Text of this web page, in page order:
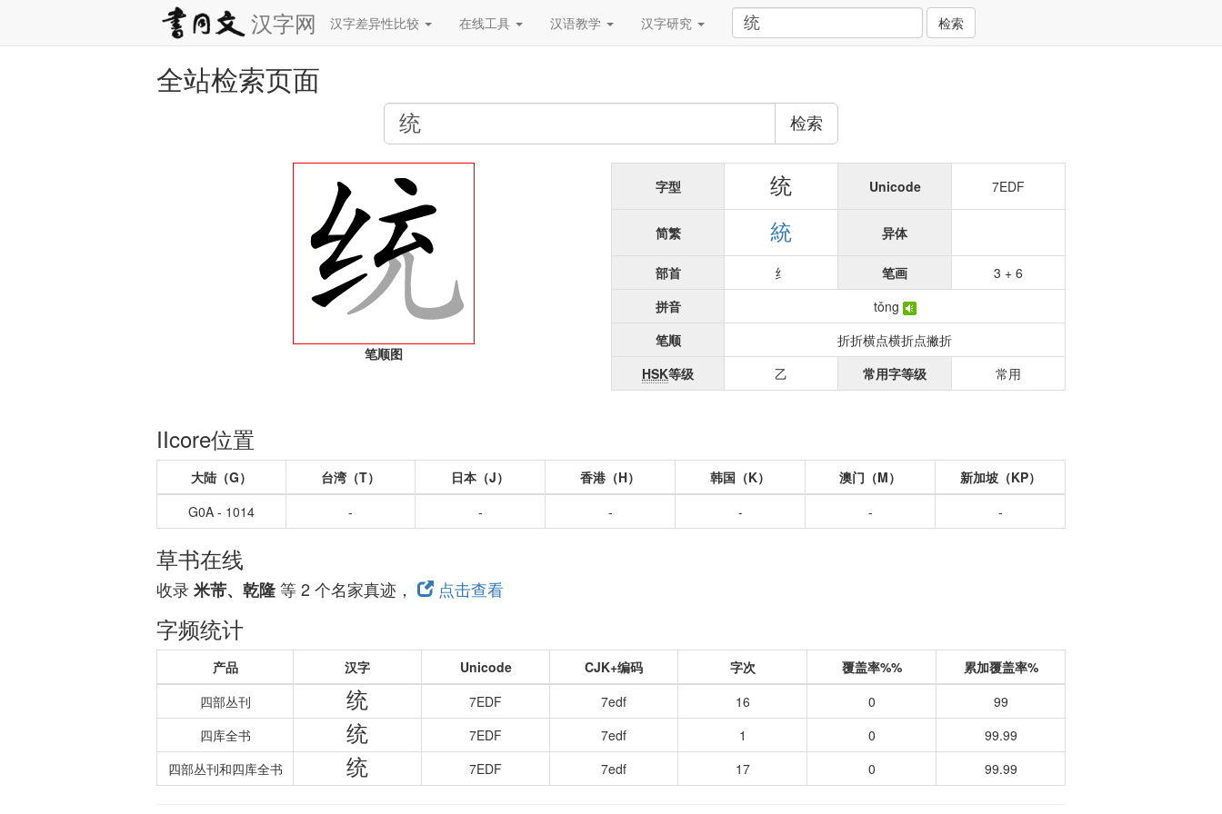
汉字网 汉字差异性比较 在线工具 汉语教学 汉字研究 检索
全站检索页面
检索
笔顺图
字型 统 Unicode 7EDF
简繁 統 异体
部首 纟 笔画
3 + 6
拼音
tǒng
笔顺
折折横点横折点撇折
HSK等级 乙 常用字等级 常用
IIcore位置
大陆（G） 台湾（T） 日本（J） 香港（H） 韩国（K） 澳门（M）
新加坡（KP）
G0A - 1014
- - - - - -
草书在线
收录米芾、乾隆等 2 个名家真迹， 点击查看
字频统计
产品 汉字 Unicode CJK+编码 字次 覆盖率%%
累加覆盖率%
四部丛刊
统 7EDF 7edf 16 0
99
四库全书
统 7EDF 7edf 1 0
99.99
四部丛刊和四库全书
统 7EDF 7edf 17 0 99.99